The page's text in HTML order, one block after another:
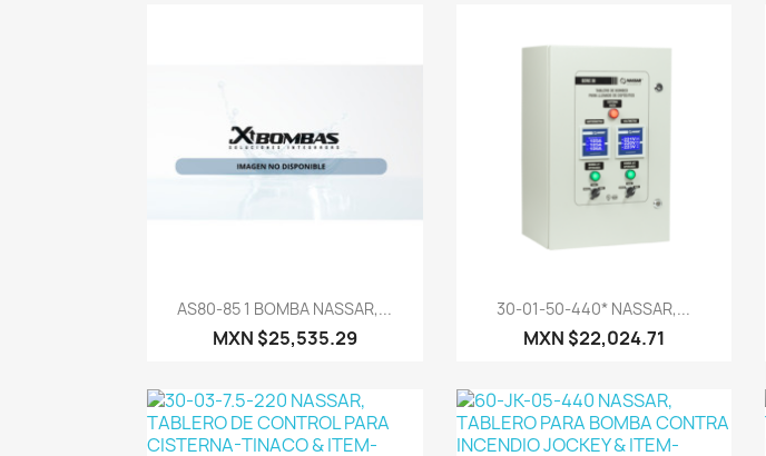
Vista rápida
AS80-85 1 BOMBA NASSAR,...
MXN $25,535.29
Vista rápida
30-01-50-440* NASSAR,...
MXN $22,024.71